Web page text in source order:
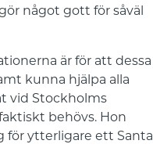
något gott för såväl
är för att dessa
kunna hjälpa alla
vid Stockholms
behövs. Hon
för ytterligare ett Santa